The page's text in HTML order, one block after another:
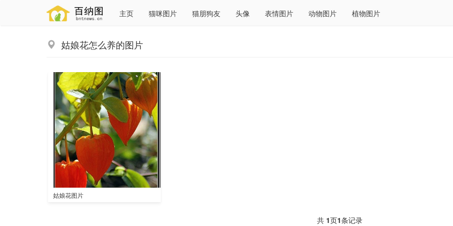
主页 猫咪图片 猫朋狗友 头像 表情图片 动物图片 植物图片
姑娘花怎么养的图片
姑娘花图片
共 1页1条记录